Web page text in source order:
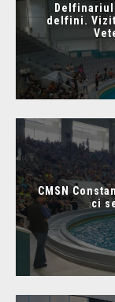
delfini.
CMSN
ci